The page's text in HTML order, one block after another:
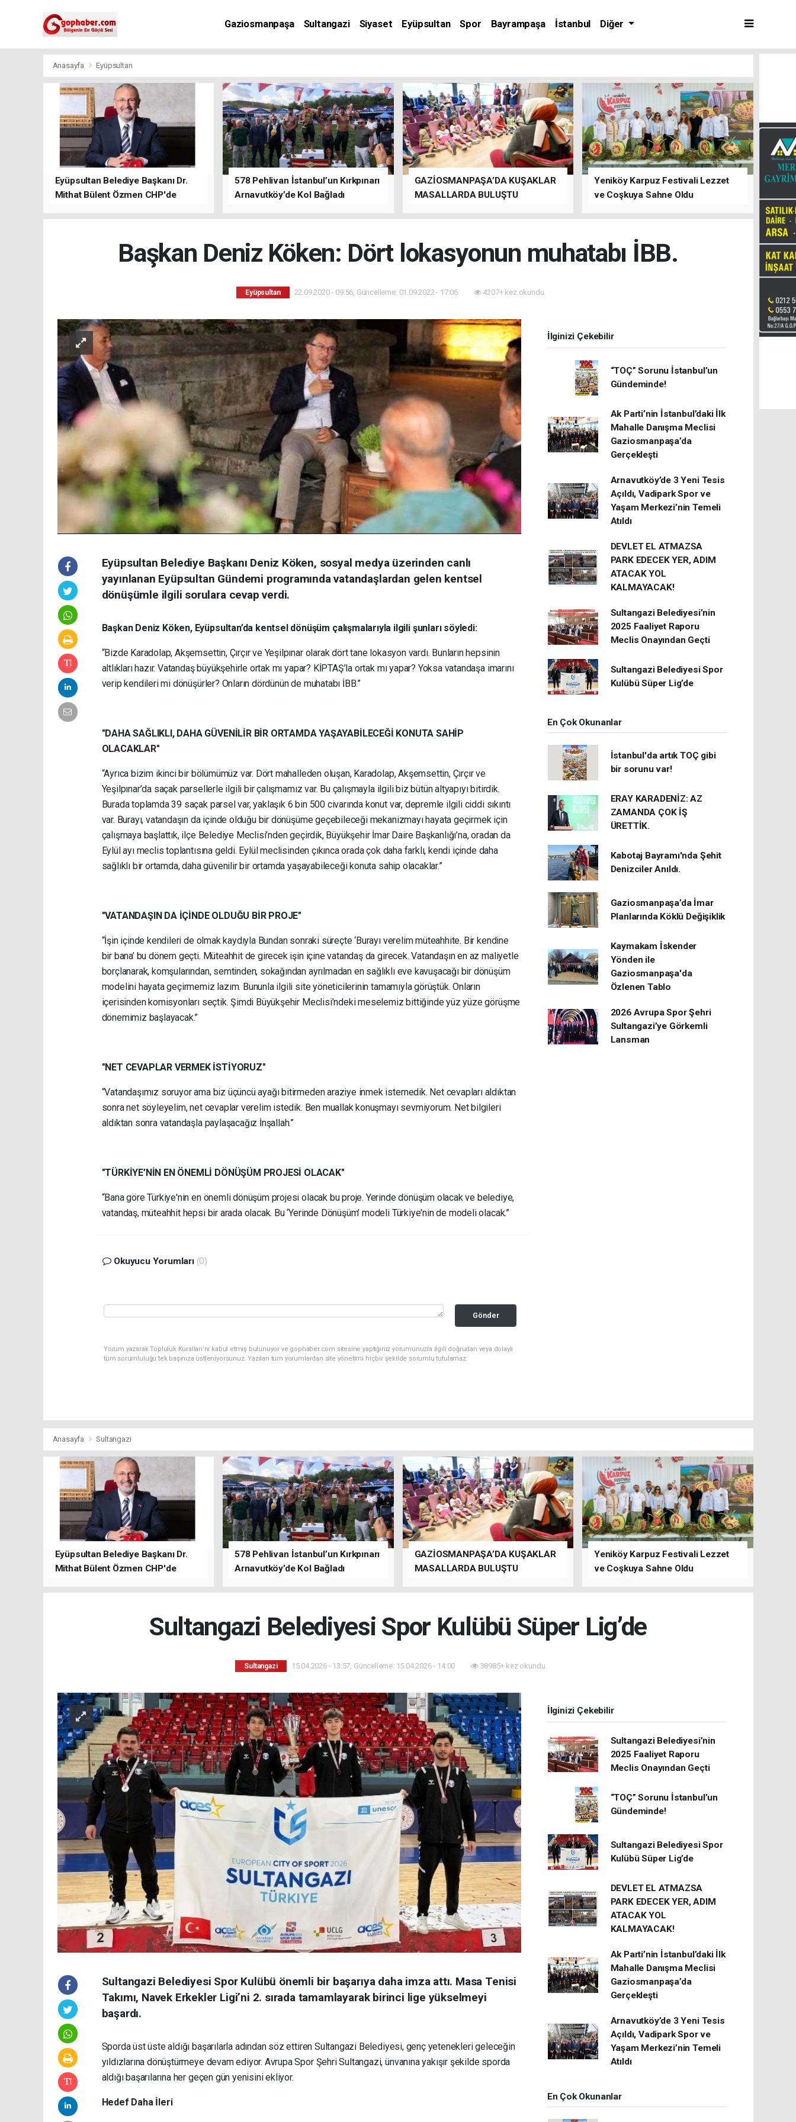
Gaziosmanpaşa Sultangazi Siyaset Eyüpsultan Spor Bayrampaşa İstanbul Diğer
Anasayfa Eyüpsultan
Eyüpsultan Belediye Başkanı Dr.
Mithat Bülent Özmen CHP'de
578 Pehlivan İstanbul’un Kırkpınarı
Arnavutköy’de Kol Bağladı
GAZİOSMANPAŞA’DA KUŞAKLAR
MASALLARDA BULUŞTU
Yeniköy Karpuz Festivali Lezzet
ve Coşkuya Sahne Oldu
Başkan Deniz Köken: Dört lokasyonun muhatabı İBB.
Eyüpsultan 22.09.2020 - 09:56, Güncelleme: 01.09.2022 - 17:06 4207+ kez okundu.
Eyüpsultan Belediye Başkanı Deniz Köken, sosyal medya üzerinden canlı
yayınlanan Eyüpsultan Gündemi programında vatandaşlardan gelen kentsel
dönüşümle ilgili sorulara cevap verdi.
Başkan Deniz Köken, Eyüpsultan’da kentsel dönüşüm çalışmalarıyla ilgili şunları söyledi:
“Bizde Karadolap, Akşemsettin, Çırçır ve Yeşilpınar olarak dört tane lokasyon vardı. Bunların hepsinin
altlıkları hazır. Vatandaş büyükşehirle ortak mı yapar? KİPTAŞ’la ortak mı yapar? Yoksa vatandaşa imarını
verip kendileri mi dönüşürler? Onların dördünün de muhatabı İBB.”
"DAHA SAĞLIKLI, DAHA GÜVENİLİR BİR ORTAMDA YAŞAYABİLECEĞİ KONUTA SAHİP
OLACAKLAR"
“Ayrıca bizim ikinci bir bölümümüz var. Dört mahalleden oluşan, Karadolap, Akşemsettin, Çırçır ve
Yeşilpınar’da saçak parsellerle ilgili bir çalışmamız var. Bu çalışmayla ilgili biz bütün altyapıyı bitirdik.
Burada toplamda 39 saçak parsel var, yaklaşık 6 bin 500 civarında konut var, depremle ilgili ciddi sıkıntı
var. Burayı, vatandaşın da içinde olduğu bir dönüşüme geçebileceği mekanizmayı hayata geçirmek için
çalışmaya başlattık, ilçe Belediye Meclisi’nden geçirdik, Büyükşehir İmar Daire Başkanlığı’na, oradan da
Eylül ayı meclis toplantısına geldi. Eylül meclisinden çıkınca orada çok daha farklı, kendi içinde daha
sağlıklı bir ortamda, daha güvenilir bir ortamda yaşayabileceği konuta sahip olacaklar.”
"VATANDAŞIN DA İÇİNDE OLDUĞU BİR PROJE"
“İşin içinde kendileri de olmak kaydıyla Bundan sonraki süreçte ‘Burayı verelim müteahhite. Bir kendine
bir bana’ bu dönem geçti. Müteahhit de girecek işin içine vatandaş da girecek. Vatandaşın en az maliyetle
borçlanarak, komşularından, semtinden, sokağından ayrılmadan en sağlıklı eve kavuşacağı bir dönüşüm
modelini hayata geçirmemiz lazım. Bununla ilgili site yöneticilerinin tamamıyla görüştük. Onların
içerisinden komisyonları seçtik. Şimdi Büyükşehir Meclisi’ndeki meselemiz bittiğinde yüz yüze görüşme
dönemimiz başlayacak.”
"NET CEVAPLAR VERMEK İSTİYORUZ"
“Vatandaşımız soruyor ama biz üçüncü ayağı bitirmeden araziye inmek istemedik. Net cevapları aldıktan
sonra net söyleyelim, net cevaplar verelim istedik. Ben muallak konuşmayı sevmiyorum. Net bilgileri
aldıktan sonra vatandaşla paylaşacağız İnşallah.”
"TÜRKİYE’NİN EN ÖNEMLİ DÖNÜŞÜM PROJESİ OLACAK"
“Bana göre Türkiye'nin en önemli dönüşüm projesi olacak bu proje. Yerinde dönüşüm olacak ve belediye,
vatandaş, müteahhit hepsi bir arada olacak. Bu ‘Yerinde Dönüşüm’ modeli Türkiye'nin de modeli olacak.”
Okuyucu Yorumları (0)
Gönder
Yorum yazarak Topluluk Kuralları’nı kabul etmiş bulunuyor ve gophaber.com sitesine yaptığınız yorumunuzla ilgili doğrudan veya dolaylı
tüm sorumluluğu tek başınıza üstleniyorsunuz. Yazılan tüm yorumlardan site yönetimi hiçbir şekilde sorumlu tutulamaz.
İlginizi Çekebilir
“TOÇ” Sorunu İstanbul’un
Gündeminde!
Ak Parti’nin İstanbul’daki İlk
Mahalle Danışma Meclisi
Gaziosmanpaşa’da
Gerçekleşti
Arnavutköy’de 3 Yeni Tesis
Açıldı, Vadipark Spor ve
Yaşam Merkezi’nin Temeli
Atıldı
DEVLET EL ATMAZSA
PARK EDECEK YER, ADIM
ATACAK YOL
KALMAYACAK!
Sultangazi Belediyesi’nin
2025 Faaliyet Raporu
Meclis Onayından Geçti
Sultangazi Belediyesi Spor
Kulübü Süper Lig’de
En Çok Okunanlar
İstanbul'da artık TOÇ gibi
bir sorunu var!
ERAY KARADENİZ: AZ
ZAMANDA ÇOK İŞ
ÜRETTİK.
Kabotaj Bayramı'nda Şehit
Denizciler Anıldı.
Gaziosmanpaşa’da İmar
Planlarında Köklü Değişiklik
Kaymakam İskender
Yönden ile
Gaziosmanpaşa'da
Özlenen Tablo
2026 Avrupa Spor Şehri
Sultangazi’ye Görkemli
Lansman
Anasayfa Sultangazi
Eyüpsultan Belediye Başkanı Dr.
Mithat Bülent Özmen CHP'de
578 Pehlivan İstanbul’un Kırkpınarı
Arnavutköy’de Kol Bağladı
GAZİOSMANPAŞA’DA KUŞAKLAR
MASALLARDA BULUŞTU
Yeniköy Karpuz Festivali Lezzet
ve Coşkuya Sahne Oldu
Sultangazi Belediyesi Spor Kulübü Süper Lig’de
Sultangazi 15.04.2026 - 13:57, Güncelleme: 15.04.2026 - 14:00 38985+ kez okundu.
Sultangazi Belediyesi Spor Kulübü önemli bir başarıya daha imza attı. Masa Tenisi
Takımı, Navek Erkekler Ligi’ni 2. sırada tamamlayarak birinci lige yükselmeyi
başardı.
Sporda üst üste aldığı başarılarla adından söz ettiren Sultangazi Belediyesi, genç yetenekleri geleceğin
yıldızlarına dönüştürmeye devam ediyor. Avrupa Spor Şehri Sultangazi, ünvanına yakışır şekilde sporda
aldığı başarılarına her geçen gün yenisini ekliyor.
Hedef Daha İleri
İlginizi Çekebilir
Sultangazi Belediyesi’nin
2025 Faaliyet Raporu
Meclis Onayından Geçti
“TOÇ” Sorunu İstanbul’un
Gündeminde!
Sultangazi Belediyesi Spor
Kulübü Süper Lig’de
DEVLET EL ATMAZSA
PARK EDECEK YER, ADIM
ATACAK YOL
KALMAYACAK!
Ak Parti’nin İstanbul’daki İlk
Mahalle Danışma Meclisi
Gaziosmanpaşa’da
Gerçekleşti
Arnavutköy’de 3 Yeni Tesis
Açıldı, Vadipark Spor ve
Yaşam Merkezi’nin Temeli
Atıldı
En Çok Okunanlar